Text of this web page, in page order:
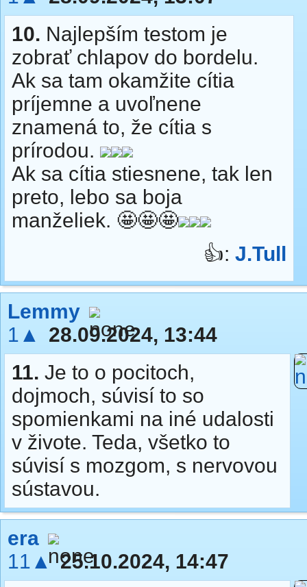
10. Najlepším testom je
zobrať chlapov do bordelu.
Ak sa tam okamžite cítia
príjemne a uvoľnene
znamená to, že cítia s
prírodou.
Ak sa cítia stiesnene, tak len
preto, lebo sa boja
manželiek. 🤩🤩🤩
👍: J.Tull
Lemmy
1▲
28.09.2024, 13:44
11. Je to o pocitoch,
dojmoch, súvisí to so
spomienkami na iné udalosti
v živote. Teda, všetko to
súvisí s mozgom, s nervovou
sústavou.
era
11▲ 25.10.2024, 14:47